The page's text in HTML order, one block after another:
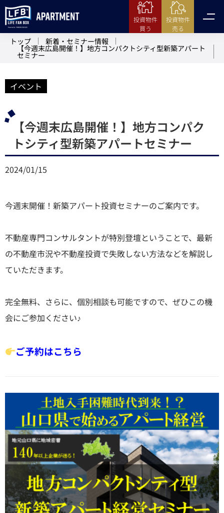
投資物件
買う
投資物件
売る
トップ 新着・セミナー情報
【今週末広島開催！】地方コンパクトシティ型新築アパート
セミナー
イベント
【今週末広島開催！】地方コンパク
トシティ型新築アパートセミナー
2024/01/15
今週末開催！新築アパート投資セミナーのご案内です。
不動産専門コンサルタントが特別登壇ということで、最新
の不動産市況や不動産投資で失敗しない方法などを解説し
ていただきます。
完全無料、さらに、個別相談も可能ですので、ぜひこの機
会にご参加ください♪
ご予約はこちら